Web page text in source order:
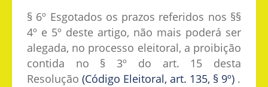
§ 6º Esgotados os prazos referidos nos §§
4º e 5º deste artigo, não mais poderá ser
alegada, no processo eleitoral, a proibição
contida no § 3º do art. 15 desta
Resolução (Código Eleitoral, art. 135, § 9º) .